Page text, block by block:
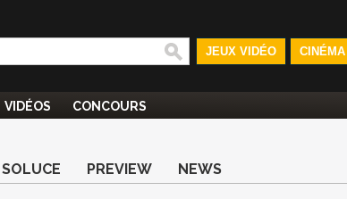
JEUX VIDÉO CINÉMA
VIDÉOS CONCOURS
SOLUCE PREVIEW NEWS